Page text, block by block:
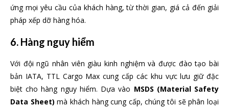
ứng mọi yêu cầu của khách hàng, từ thời gian, giá cả đến giải
pháp xếp dỡ hàng hóa.
6. Hàng nguy hiểm
Với đội ngũ nhân viên giàu kinh nghiệm và được đào tạo bài
bản IATA, TTL Cargo Max cung cấp các khu vực lưu giữ đặc
biệt cho hàng nguy hiểm. Dựa vào MSDS (Material Safety
Data Sheet) mà khách hàng cung cấp, chúng tôi sẽ phân loại